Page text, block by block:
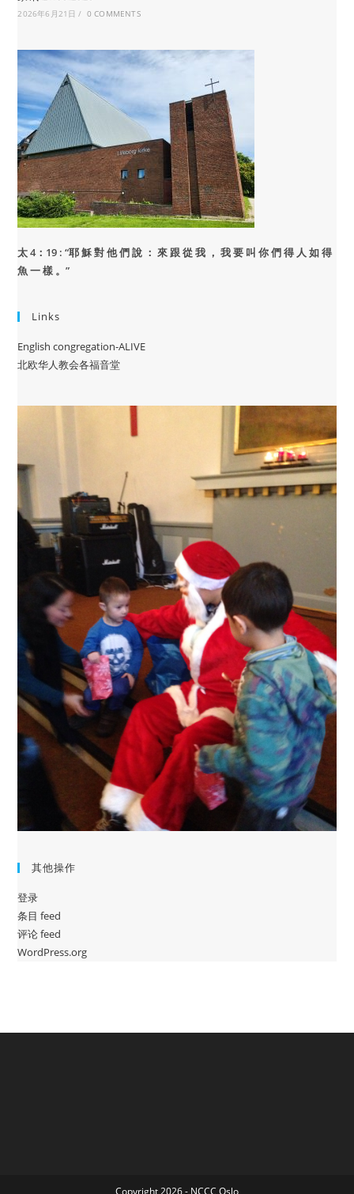
2026年6月21日 / 0 COMMENTS
太 4：19 : “耶 穌 對 他 們 說 ： 來 跟 從 我 ， 我 要 叫 你 們 得 人 如 得
魚 一 樣 。”
Links
English congregation-ALIVE
北欧华人教会各福音堂
其他操作
登录
条目 feed
评论 feed
WordPress.org
Copyright 2026 - NCCC Oslo